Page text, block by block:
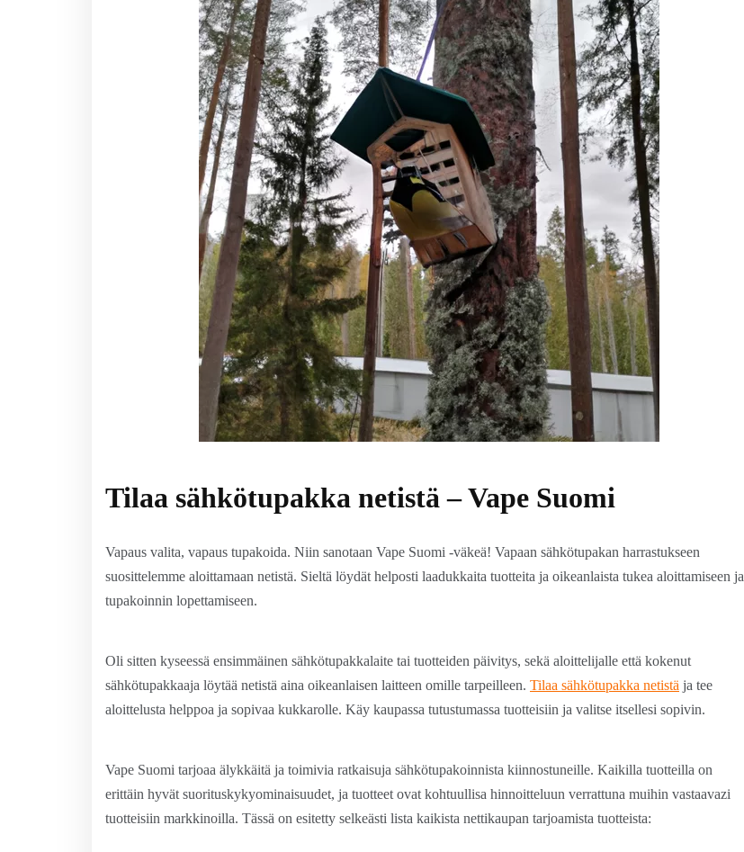
Tilaa sähkötupakka netistä – Vape Suomi
Vapaus valita, vapaus tupakoida. Niin sanotaan Vape Suomi -väkeä! Vapaan sähkötupakan harrastukseen
suosittelemme aloittamaan netistä. Sieltä löydät helposti laadukkaita tuotteita ja oikeanlaista tukea aloittamiseen ja
tupakoinnin lopettamiseen.
Oli sitten kyseessä ensimmäinen sähkötupakkalaite tai tuotteiden päivitys, sekä aloittelijalle että kokenut
sähkötupakkaaja löytää netistä aina oikeanlaisen laitteen omille tarpeilleen. Tilaa sähkötupakka netistä ja tee
aloittelusta helppoa ja sopivaa kukkarolle. Käy kaupassa tutustumassa tuotteisiin ja valitse itsellesi sopivin.
Vape Suomi tarjoaa älykkäitä ja toimivia ratkaisuja sähkötupakoinnista kiinnostuneille. Kaikilla tuotteilla on
erittäin hyvät suorituskykyominaisuudet, ja tuotteet ovat kohtuullisa hinnoitteluun verrattuna muihin vastaavazi
tuotteisiin markkinoilla. Tässä on esitetty selkeästi lista kaikista nettikaupan tarjoamista tuotteista: